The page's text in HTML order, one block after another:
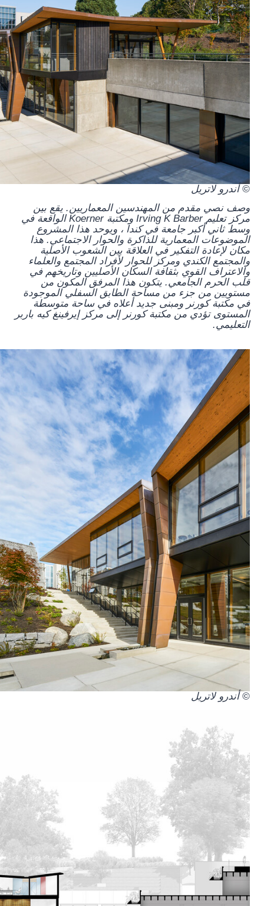
© أندرو لاتريل
وصف نصي مقدم من المهندسين المعماريين. يقع بين
مركز تعليم Irving K Barber ومكتبة Koerner الواقعة في
وسط ثاني أكبر جامعة في كندا ، ويوحد هذا المشروع
الموضوعات المعمارية للذاكرة والحوار الاجتماعي. هذا
مكان لإعادة التفكير في العلاقة بين الشعوب الأصلية
والمجتمع الكندي ومركز للحوار لأفراد المجتمع والعلماء
والاعتراف القوي بثقافة السكان الأصليين وتاريخهم في
قلب الحرم الجامعي. يتكون هذا المرفق المكون من
مستويين من جزء من مساحة الطابق السفلي الموجودة
في مكتبة كورنر ومبنى جديد أعلاه في ساحة متوسطة
المستوى تؤدي من مكتبة كورنر إلى مركز إيرفينغ كيه باربر
التعليمي.
© أندرو لاتريل